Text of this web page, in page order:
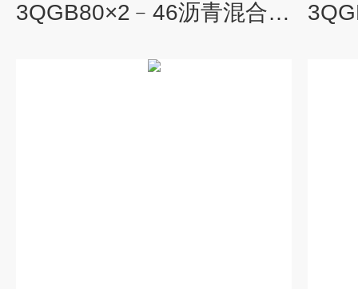
3QGB80×2﹣46沥青混合料输送泵